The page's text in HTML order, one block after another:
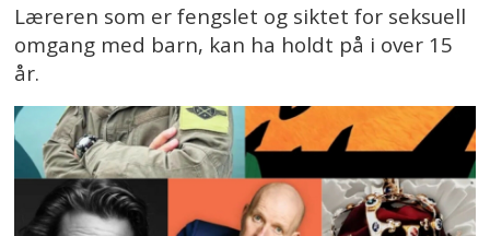
Læreren som er fengslet og siktet for seksuell
omgang med barn, kan ha holdt på i over 15
år.